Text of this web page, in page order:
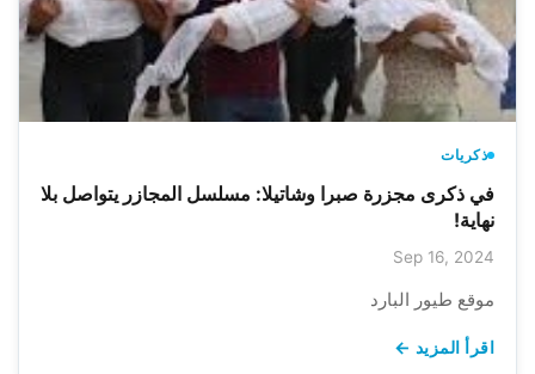
ذكريات
في ذكرى مجزرة صبرا وشاتيلا: مسلسل المجازر يتواصل بلا
نهاية!
Sep 16, 2024
موقع طيور البارد
اقرأ المزيد ←